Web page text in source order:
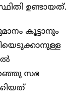
ഉണ്ടായത്.
കൂട്ടാനും
സഭ